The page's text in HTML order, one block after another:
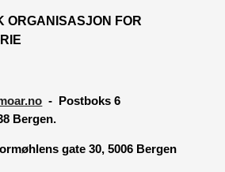
ORGANISASJON FOR
- Postboks 6
Bergen.
gate 30, 5006 Bergen